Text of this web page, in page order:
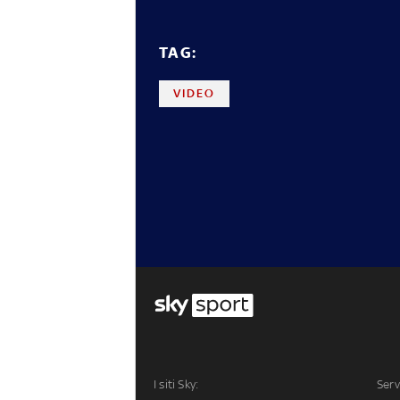
TAG:
VIDEO
I siti Sky: